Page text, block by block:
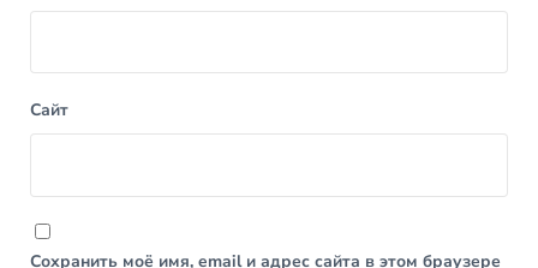
Сайт
Сохранить моё имя, email и адрес сайта в этом браузере